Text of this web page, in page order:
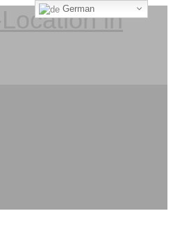
Location in
German